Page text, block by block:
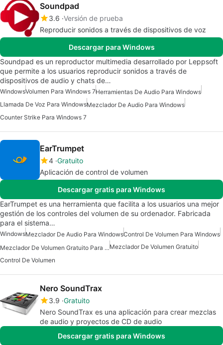
Soundpad
3.6 Versión de prueba
Reproducir sonidos a través de dispositivos de voz
Descargar para Windows
Soundpad es un reproductor multimedia desarrollado por Leppsoft
que permite a los usuarios reproducir sonidos a través de
dispositivos de audio y chats de…
WindowsVolumen Para Windows 7Herramientas De Audio Para Windows
Llamada De Voz Para WindowsMezclador De Audio Para Windows
Counter Strike Para Windows 7
EarTrumpet
4 Gratuito
Aplicación de control de volumen
Descargar gratis para Windows
EarTrumpet es una herramienta que facilita a los usuarios una mejor
gestión de los controles del volumen de su ordenador. Fabricada
para el sistema…
WindowsMezclador De Audio Para WindowsControl De Volumen Para Windows
Mezclador De Volumen Gratuito Para WindowsMezclador De Volumen Gratuito
Control De Volumen
Nero SoundTrax
3.9 Gratuito
Nero SoundTrax es una aplicación para crear mezclas
de audio y proyectos de CD de audio
Descargar gratis para Windows